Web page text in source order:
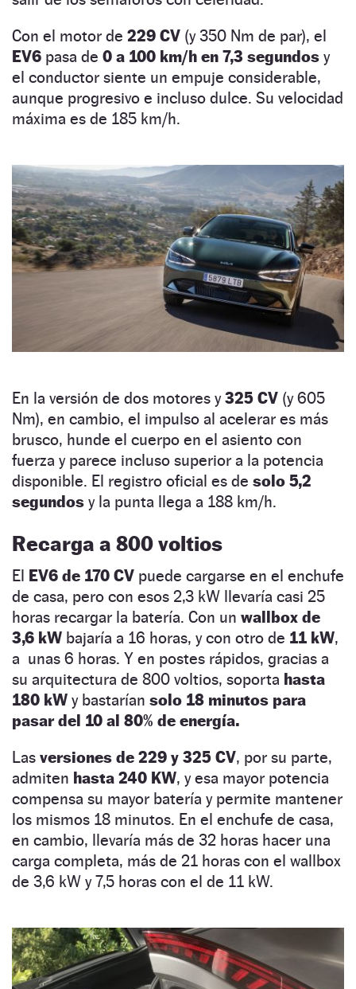
Con el motor de 229 CV (y 350 Nm de par), el
EV6 pasa de 0 a 100 km/h en 7,3 segundos y
el conductor siente un empuje considerable,
aunque progresivo e incluso dulce. Su velocidad
máxima es de 185 km/h.
En la versión de dos motores y325 CV (y 605
Nm), en cambio, el impulso al acelerar es más
brusco, hunde el cuerpo en el asiento con
fuerza y parece incluso superior a la potencia
disponible. El registro oficial es de solo 5,2
segundos y la punta llega a 188 km/h.
Recarga a 800 voltios
El EV6 de 170 CV puede cargarse en el enchufe
de casa, pero con esos 2,3 kW llevaría casi 25
horas recargar la batería. Con un wallbox de
3,6 kW bajaría a 16 horas, y con otro de 11 kW,
a unas 6 horas. Y en postes rápidos, gracias a
su arquitectura de 800 voltios, soporta hasta
180 kW y bastarían solo 18 minutos para
pasar del 10 al 80% de energía.
Las versiones de 229 y 325 CV, por su parte,
admiten hasta 240 KW, y esa mayor potencia
compensa su mayor batería y permite mantener
los mismos 18 minutos. En el enchufe de casa,
en cambio, llevaría más de 32 horas hacer una
carga completa, más de 21 horas con el wallbox
de 3,6 kW y 7,5 horas con el de 11 kW.